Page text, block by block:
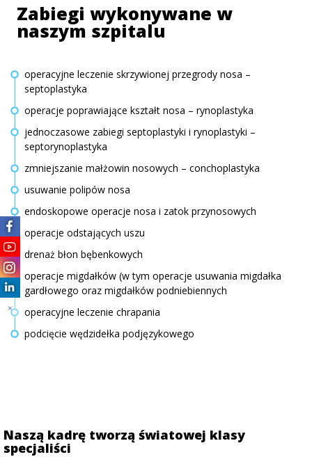
Zabiegi wykonywane w
naszym szpitalu
operacyjne leczenie skrzywionej przegrody nosa –
septoplastyka
operacje poprawiające kształt nosa – rynoplastyka
jednoczasowe zabiegi septoplastyki i rynoplastyki –
septorynoplastyka
zmniejszanie małżowin nosowych – conchoplastyka
usuwanie polipów nosa
endoskopowe operacje nosa i zatok przynosowych
operacje odstających uszu
drenaż błon bębenkowych
operacje migdałków (w tym operacje usuwania migdałka
gardłowego oraz migdałków podniebiennych
operacyjne leczenie chrapania
podcięcie wędzidełka podjęzykowego
Naszą kadrę tworzą światowej klasy
specjaliści